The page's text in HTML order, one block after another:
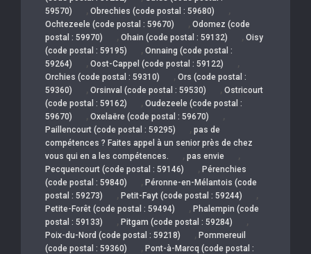
59570)
, Obrechies (code postal : 59680) ,
Ochtezeele (code postal : 59670) , Odomez (code
postal : 59970)
, Ohain (code postal : 59132) , Oisy
(code postal : 59195)
, Onnaing (code postal :
59264)
, Oost-Cappel (code postal : 59122) ,
Orchies (code postal : 59310) , Ors (code postal :
59360)
, Orsinval (code postal : 59530) , Ostricourt
(code postal : 59162)
, Oudezeele (code postal :
59670)
, Oxelaëre (code postal : 59670) ,
Paillencourt (code postal : 59295) , pas de
compétences ? Faites appel à un senior près de chez
vous qui en a les compétences.
, pas envie ,
Pecquencourt (code postal : 59146) , Pérenchies
(code postal : 59840)
, Péronne-en-Mélantois (code
postal : 59273)
, Petit-Fayt (code postal : 59244) ,
Petite-Forêt (code postal : 59494) , Phalempin (code
postal : 59133)
, Pitgam (code postal : 59284) ,
Poix-du-Nord (code postal : 59218) , Pommereuil
(code postal : 59360)
, Pont-à-Marcq (code postal :